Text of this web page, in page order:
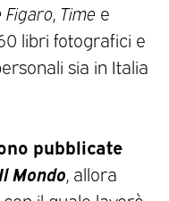
Figaro Time e
libri fotografici e
sia in Italia
pubblicate
Il Mondo , allora